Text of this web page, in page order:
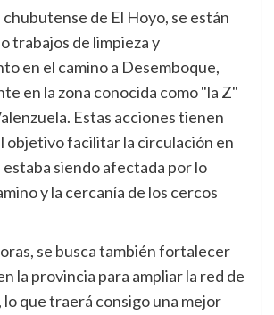
chubutense de El Hoyo, se están
trabajos de limpieza y
en el camino a Desemboque,
en la zona conocida como "la Z"
Estas acciones tienen
objetivo facilitar la circulación en
estaba siendo afectada por lo
y la cercanía de los cercos
se busca también fortalecer
la provincia para ampliar la red de
lo que traerá consigo una mejor